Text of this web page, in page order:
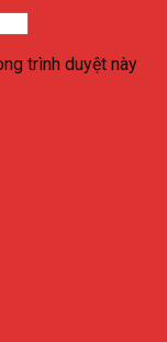
trình duyệt này